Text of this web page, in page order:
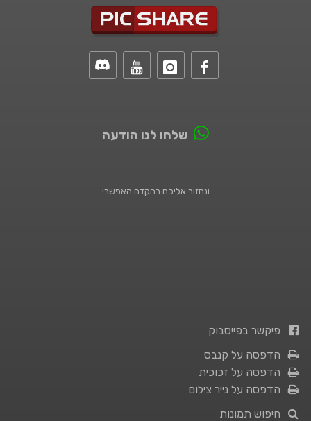
שלחו לנו הודעה
ונחזור אליכם בהקדם האפשרי
פיקשר בפייסבוק
הדפסה על קנבס
הדפסה על זכוכית
הדפסה על נייר צילום
חיפוש תמונות